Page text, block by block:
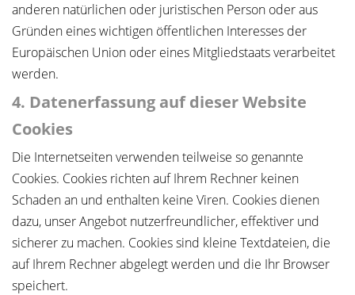
anderen natürlichen oder juristischen Person oder aus
Gründen eines wichtigen öffentlichen Interesses der
Europäischen Union oder eines Mitgliedstaats verarbeitet
werden.
4. Datenerfassung auf dieser Website
Cookies
Die Internetseiten verwenden teilweise so genannte
Cookies. Cookies richten auf Ihrem Rechner keinen
Schaden an und enthalten keine Viren. Cookies dienen
dazu, unser Angebot nutzerfreundlicher, effektiver und
sicherer zu machen. Cookies sind kleine Textdateien, die
auf Ihrem Rechner abgelegt werden und die Ihr Browser
speichert.